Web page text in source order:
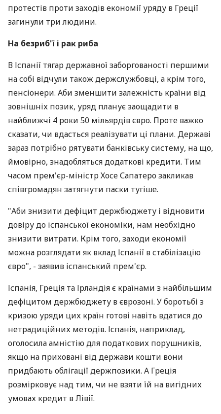
протестів проти заходів економії уряду в Греції
загинули три людини.
На безриб'ї і рак риба
В Іспанії тягар державної заборгованості першими
на собі відчули також держслужбовці, а крім того,
пенсіонери. Аби зменшити залежність країни від
зовнішніх позик, уряд планує заощадити в
найближчі 4 роки 50 мільярдів євро. Проте важко
сказати, чи вдасться реалізувати ці плани. Державі
зараз потрібно рятувати банківську систему, на що,
ймовірно, знадобляться додаткові кредити. Тим
часом прем'єр-міністр Хосе Сапатеро закликав
співгромадян затягнути паски тугіше.
"Аби знизити дефіцит держбюджету і відновити
довіру до іспанської економіки, нам необхідно
знизити витрати. Крім того, заходи економії
можна розглядати як вклад Іспанії в стабілізацію
євро", - заявив іспанський прем'єр.
Іспанія, Греція та Ірландія є країнами з найбільшим
дефіцитом держбюджету в єврозоні. У боротьбі з
кризою уряди цих країн готові навіть вдатися до
нетрадиційних методів. Іспанія, наприклад,
оголосила амністію для податкових порушників,
якщо на приховані від держави кошти вони
придбають облігації держпозики. А Греція
розмірковує над тим, чи не взяти їй на вигідних
умовах кредит в Лівії.